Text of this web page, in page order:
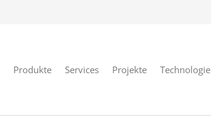
Produkte Services Projekte Technologie